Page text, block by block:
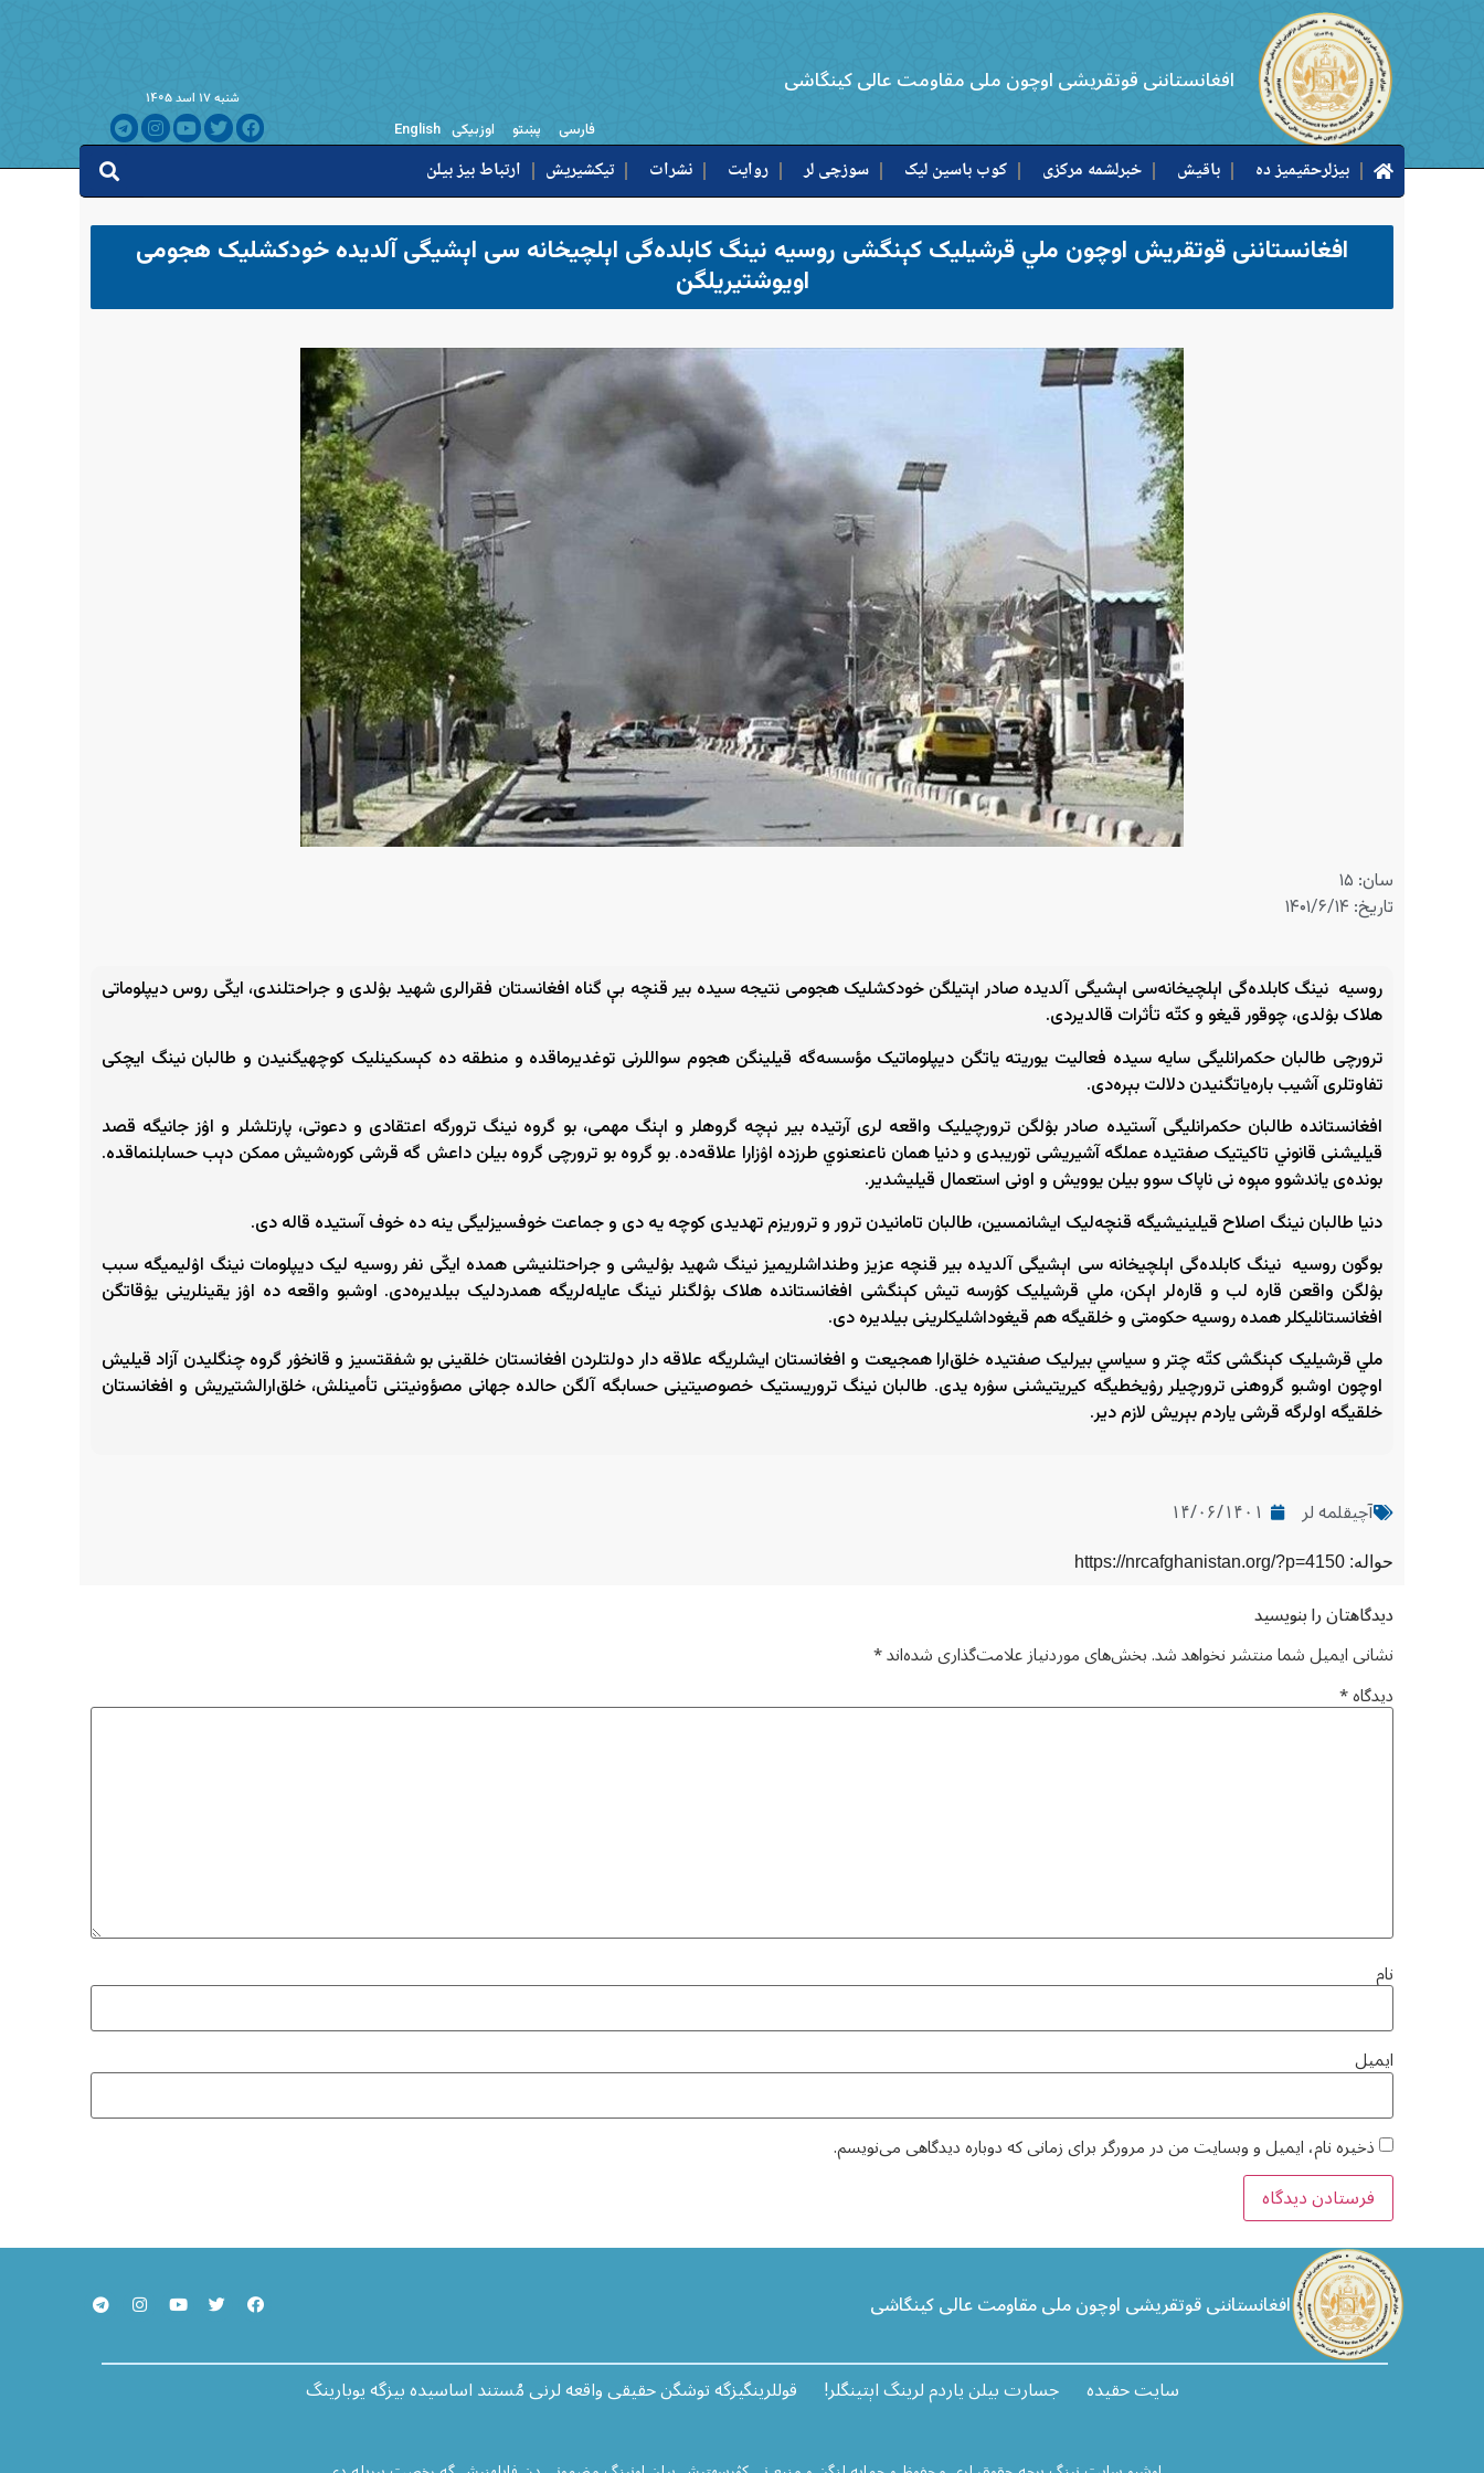
افغانستاننی قوتقریشی اوچون ملی مقاومت عالی کینگاشی
فارسی پښتو اوزبیکی English
شنبه ۱۷ اسد ۱۴۰۵
بیزلرحقیمیز ده باقیش خبرلشمه مرکزی کوب باسین لیک سوزچی لر روایت نشرات تیکشیریش ارتباط بیز بیلن
افغانستاننی قوتقریش اوچون ملي قرشیلیک کېنگشی روسیه نینگ کابلده‌گی اېلچیخانه‌ سی اېشیگی آلدیده خودکشلیک هجومی
اویوشتیریلگن
سان: ۱۵
تاریخ: ۱۴۰۱/۶/۱۴
روسیه ‌ نینگ کابلده‌گی اېلچیخانه‌سی اېشیگی آلدیده صادر اېتیلگن خودکشلیک هجومی نتیجه‌ سیده بیر قنچه‌ بې ‌گناه‌ افغانستان فقرالری شهید بۉلدی و جراحتلندی، ایکّی روس دیپلوماتی
هلاک بۉلدی، چوقور قیغو و کتّه‌ تأثرات قالدیردی.
ترورچی طالبان حکمرانلیگی سایه ‌سیده فعالیت یوریته ‌یاتگن دیپلوماتیک مؤسسه‌گه قیلینگن هجوم سواللرنی توغدیرماقده و منطقه ‌ده کېسکینلیک کوچه­یگنیدن و طالبان نینگ ایچکی
تفاوتلری آشیب باره‌یاتگنیدن دلالت بېره‌دی.
افغانستانده طالبان حکمرانلیگی آستیده صادر بۉلگن ترورچیلیک واقعه ‌لری آرتیده بیر نېچه‌ گروهلر و اېنگ مهمی، بو گروه نینگ ترورگه اعتقادی و دعوتی، پارتلشلر و اۉز جانیگه قصد
قیلیشنی قانوني تاکیتیک‌ صفتیده عملگه آشیریشی توریبدی و دنیا همان ناعنعنوي طرزده اۉزارا علاقه‌ده. بو گروه بو ترورچی گروه بیلن داعش گه قرشی کوره‌شیش ممکن دېب حسابلنماقده.
بونده‌ی یاندشوو مېوه ‌نی ناپاک سوو بیلن یوویش و اونی استعمال قیلیشدیر.
دنیا طالبان نینگ اصلاح قیلینیشیگه قنچه‌لیک ایشانمسین، طالبان تامانیدن ترور و تروریزم تهدیدی کوچه‌ یه‌ دی و جماعت خوفسیزلیگی ینه‌ ده خوف آستیده قاله ‌دی.
بوگون روسیه ‌ نینگ کابلده‌گی اېلچیخانه‌ سی اېشیگی آلدیده بیر قنچه‌ عزیز وطنداشلریمیز نینگ شهید بۉلیشی و جراحتلنیشی همده‌ ایکّی نفر روسیه ‌لیک دیپلومات نینگ اۉلیمیگه سبب
بۉلگن واقعن قاره‌ لب و قاره‌لر اېکن، ملي قرشیلیک کۉرسه ‌تیش کېنگشی افغانستانده هلاک بۉلگنلر نینگ عایله‌لریگه همدردلیک بیلدیره‌دی. اوشبو واقعه ‌ده اۉز یقینلرینی یۉقاتگن
افغانستانلیکلر همده روسیه حکومتی و خلقیگه هم قیغوداشلیکلرینی بیلدیره دی.
ملي قرشیلیک کېنگشی کتّه‌ چتر و سیاسي بیرلیک صفتیده خلق‌ارا همجیعت و افغانستان ایشلریگه علاقه‌ دار دولتلردن افغانستان خلقینی بو شفقتسیز و قانخۉر گروه چنگلیدن آزاد قیلیش
اوچون اوشبو گروهنی ترورچیلر رۉیخطیگه کیریتیشنی سۉره ‌یدی. طالبان نینگ تروریستیک خصوصیتینی حسابگه آلگن حالده جهانی مصؤونیتنی تأمینلش، خلق‌ارالشتیریش و افغانستان
خلقیگه اولرگه قرشی یاردم بېریش لازم دیر.
آچیقلمه لر ۱۴/۰۶/۱۴۰۱
حواله: https://nrcafghanistan.org/?p=4150
دیدگاهتان را بنویسید
نشانی ایمیل شما منتشر نخواهد شد.بخش‌های موردنیاز علامت‌گذاری شده‌اند*
دیدگاه*
نام
ایمیل
ذخیره نام، ایمیل و وبسایت من در مرورگر برای زمانی که دوباره دیدگاهی می‌نویسم.
افغانستاننی قوتقریشی اوچون ملی مقاومت عالی کینگاشی
سایت حقیده جسارت بیلن یاردم لرینگ اېتینگلر! قوللرینگیزگه توشگن حقیقی واقعه لرنی مُستند اساسیده بیزگه یوبارینگ